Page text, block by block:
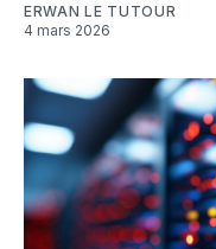
ERWAN LE TUTOUR
4 mars 2026